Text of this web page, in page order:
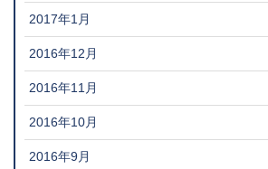
2017年1月
2016年12月
2016年11月
2016年10月
2016年9月